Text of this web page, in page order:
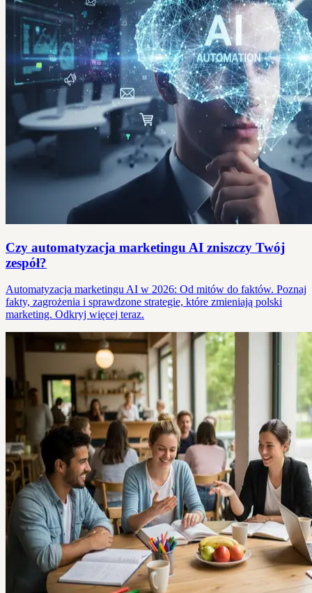
Czy automatyzacja marketingu AI zniszczy Twój
zespół?
Automatyzacja marketingu AI w 2026: Od mitów do faktów. Poznaj
fakty, zagrożenia i sprawdzone strategie, które zmieniają polski
marketing. Odkryj więcej teraz.